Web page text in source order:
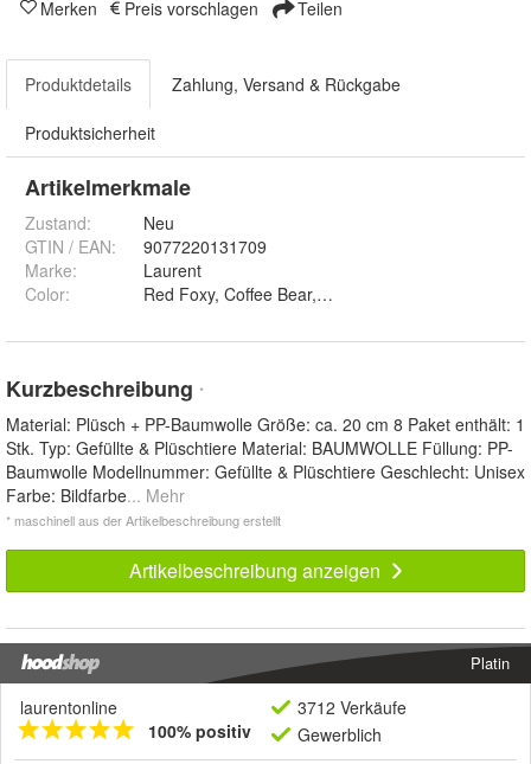
Merken Preis vorschlagen Teilen
Produktdetails Zahlung, Versand & Rückgabe
Produktsicherheit
Artikelmerkmale
Zustand:
Neu
GTIN / EAN:
9077220131709
Marke:
Laurent
Color: Red Foxy, Coffee Bear, Purple Bonnie, Mangle,
Kurzbeschreibung *
Material: Plüsch + PP-Baumwolle Größe: ca. 20 cm 8 Paket enthält: 1
Stk. Typ: Gefüllte & Plüschtiere Material: BAUMWOLLE Füllung: PP-
Baumwolle Modellnummer: Gefüllte & Plüschtiere Geschlecht: Unisex
Farbe: Bildfarbe... Mehr
* maschinell aus der Artikelbeschreibung erstellt
Artikelbeschreibung anzeigen
Platin
laurentonline
100% positiv
3712 Verkäufe
Gewerblich